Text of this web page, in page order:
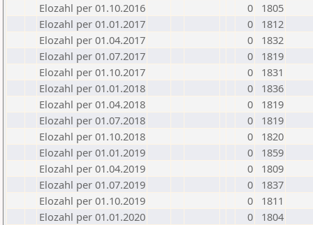
Elozahl per 01.10.2016
0
1805
Elozahl per 01.01.2017
0
1812
Elozahl per 01.04.2017
0
1832
Elozahl per 01.07.2017
0
1819
Elozahl per 01.10.2017
0
1831
Elozahl per 01.01.2018
0
1836
Elozahl per 01.04.2018
0
1819
Elozahl per 01.07.2018
0
1819
Elozahl per 01.10.2018
0
1820
Elozahl per 01.01.2019
0
1859
Elozahl per 01.04.2019
0
1809
Elozahl per 01.07.2019
0
1837
Elozahl per 01.10.2019
0
1811
Elozahl per 01.01.2020
0
1804